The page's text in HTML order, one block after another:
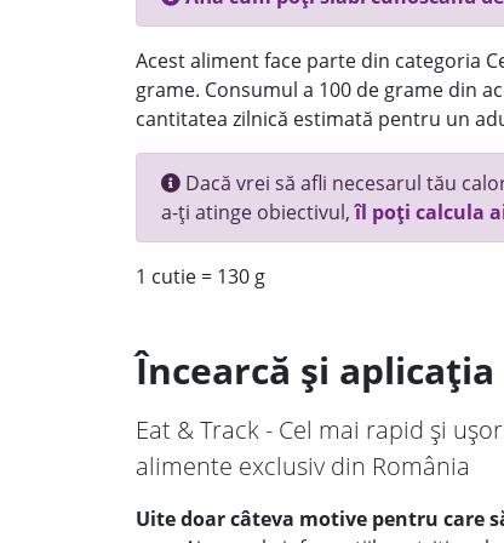
Acest aliment face parte din categoria
grame. Consumul a 100 de grame din
cantitatea zilnică estimată pentru un
Dacă vrei să afli necesarul tău
a-ți atinge obiectivul,îl poți calcula
1 cutie = 130 g
Încearcă și
Eat & Track - Cel mai rapid și
alimente exclusiv din România
Uite doar câteva motive pentru care